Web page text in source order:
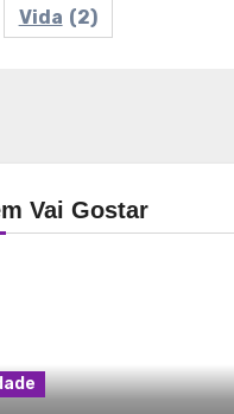
Vida (2)
Vai Gostar